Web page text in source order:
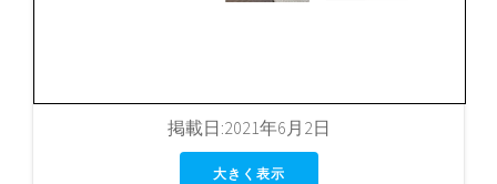
掲載日:2021年6月2日
大きく表示